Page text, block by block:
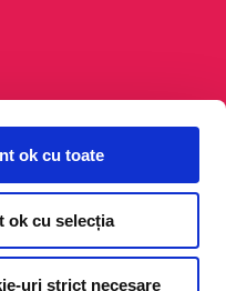
ok cu toate
ok cu selecția
uri strict necesare